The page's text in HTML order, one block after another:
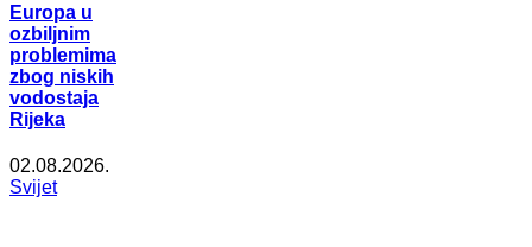
Europa u
ozbiljnim
problemima
zbog niskih
vodostaja
Rijeka
02.08.2026.
Svijet